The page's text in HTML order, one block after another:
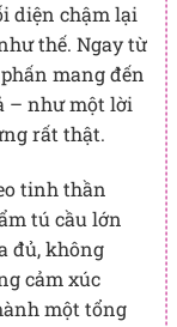
diện chậm lại
thế. Ngay từ
mang đến
– như một lời
rất thật.
tinh thần
tú cầu lớn
đủ, không
cảm xúc
một tổng